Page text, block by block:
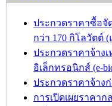
ประกวดราคาซื้อจั
กว่า 170 กิโลวัตต์
ประกวดราคาจ้าง
อิเล็กทรอนิกส์ (e-
ประกวดราคาจ้าง
การเปิดเผยราคา